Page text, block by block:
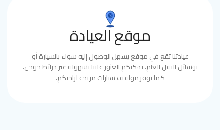
موقع العيادة
عيادتنا تقع في موقع يسهل الوصول إليه سواء بالسيارة أو
بوسائل النقل العام. يمكنكم العثور علينا بسهولة عبر خرائط جوجل،
كما نوفر مواقف سيارات مريحة لراحتكم.